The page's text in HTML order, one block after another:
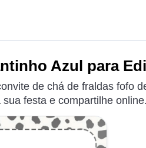
Azul para
de chá de fraldas fofo
festa e compartilhe online.